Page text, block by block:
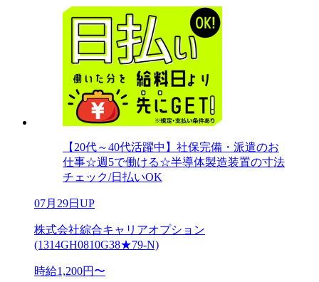
【20代～40代活躍中】社保完備・派遣のお
仕事☆週5で働ける☆半導体製造装置の寸法
チェック/日払いOK
07月29日UP
株式会社綜合キャリアオプション
(1314GH0810G38★79-N)
時給1,200円〜